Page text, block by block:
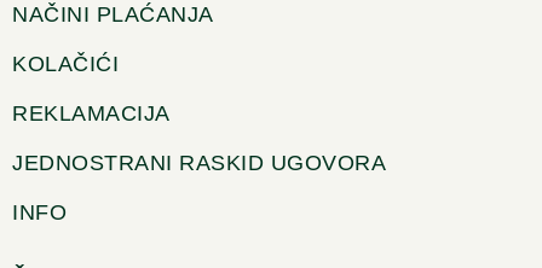
NAČINI PLAĆANJA
KOLAČIĆI
REKLAMACIJA
JEDNOSTRANI RASKID UGOVORA
INFO